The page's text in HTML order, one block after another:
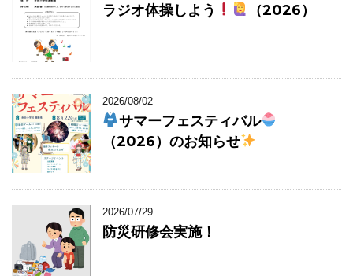
ラジオ体操しよう （2026）
2026/08/02
サマーフェスティバル
（2026）のお知らせ
2026/07/29
防災研修会実施！